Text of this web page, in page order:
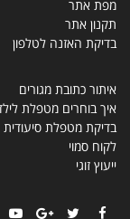
מפת אתר
תקנון אתר
בדיקת האזנה לטלפון
איתור כתובת מגורים
איך בוחרים מטפלת
בדיקת מטפלת סיעודית
לקוח סמוי
ייעוץ זוגי